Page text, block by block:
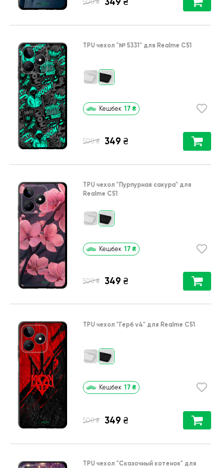
500 ₴ ₴
TPU чехол "№ 5331" для Realme C51
Кешбек 17 ₴
500 ₴ 349 ₴
TPU чехол "Пурпурная сакура" для
Realme C51
Кешбек 17 ₴
500 ₴ 349 ₴
TPU чехол "Герб v4" для Realme C51
Кешбек 17 ₴
500 ₴ 349 ₴
TPU чехол "Сказочный котенок" для